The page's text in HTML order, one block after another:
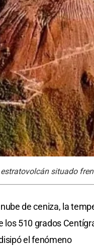
situado
de ceniza, la
510 grados
el fenómeno